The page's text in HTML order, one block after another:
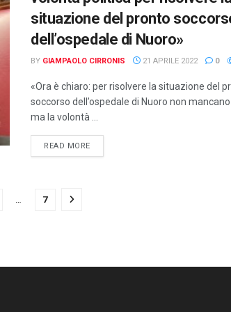
situazione del pronto
dell’ospedale di Nuoro»
BY GIAMPAOLO CIRRONIS 21 APRILE 2022 0
«Ora è chiaro: per risolvere la situazione del
soccorso dell’ospedale di Nuoro non
ma la volontà ...
READ MOREDETAILS
7